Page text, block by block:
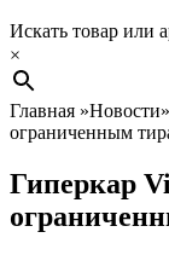
Search
Искать товар или
×
Главная »Новости»
ограниченным
Гиперкар